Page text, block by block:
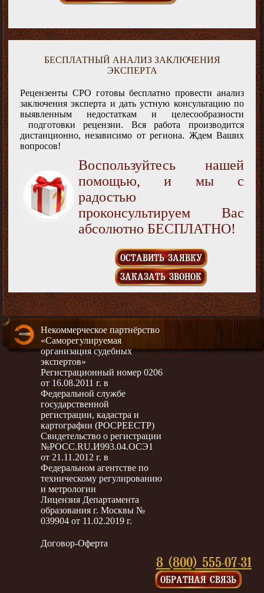
БЕСПЛАТНЫЙ АНАЛИЗ ЗАКЛЮЧЕНИЯ
ЭКСПЕРТА
Рецензенты СРО готовы бесплатно провести анализ
заключения эксперта и дать устную консультацию по
выявленным недостаткам и целесообразности
подготовки рецензии. Вся работа производится
дистанционно, независимо от региона. Ждем Ваших
вопросов!
Воспользуйтесь нашей
помощью, и мы с
радостью
проконсультируем Вас
абсолютно БЕСПЛАТНО!
ОСТАВИТЬ ЗАЯВКУ
ЗАКАЗАТЬ ЗВОНОК
Некоммерческое партнёрство
«Саморегулируемая
организация судебных
экспертов»
Регистрационный номер 0206
от 16.08.2011 г. в
Федеральной службе
государственной
регистрации, кадастра и
картографии (РОСРЕЕСТР)
Свидетельство о регистрации
№РОСС.RU.И993.04.ОСЭ1
от 21.11.2012 г. в
Федеральном агентстве по
техническому регулированию
и метрологии
Лицензия Департамента
образования г. Москвы №
039904 от 11.02.2019 г.
Договор-Оферта
8 (800) 555-07-31
ОБРАТНАЯ СВЯЗЬ